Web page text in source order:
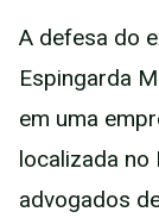
A defesa do
Espingarda
em uma
localizada no
advogados